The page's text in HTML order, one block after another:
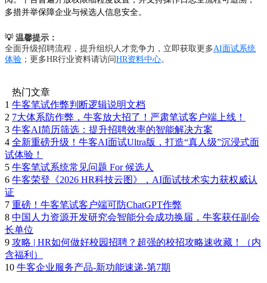
多措并举保障企业与候选人信息安全。
💡 温馨提示：
全面升级招聘流程，提升组织人才竞争力，立即获取更多AI面试系统
体验 ；更多HR行业资料请访问HR资料中心。
热门文章
1 牛客笔试作弊判断逻辑说明文档
2 7大体系防作弊，牛客放大招了！严肃笔试客户端上线！
3 牛客AI简历筛选：提升招聘效率的智能解决方案
4 全新重磅升级！牛客AI面试Ultra版，打造“真人级”沉浸式面
试体验！
5 牛客笔试系统常见问题 For 候选人
6 牛客荣登《2026 HR科技云图》，AI面试技术实力获权威认
证
7 重磅！牛客笔试客户端可防ChatGPT作弊
8 中国人力资源开发研究会智能分会成功换届，牛客获任副会
长单位
9 攻略 | HR如何做好校园招聘？超强的校招攻略速收藏！（内
含福利）
10 牛客企业服务产品-新功能速递-第7期